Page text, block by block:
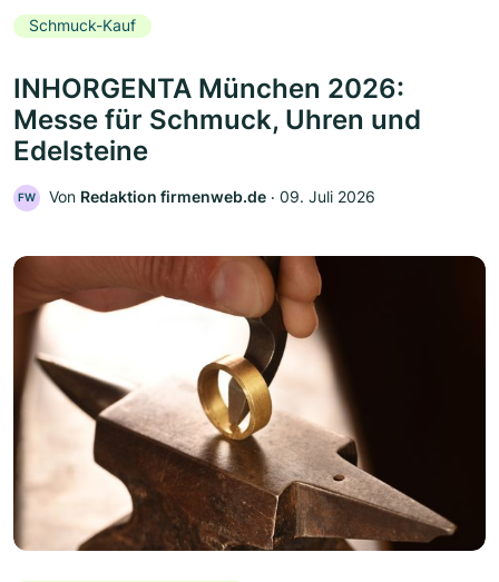
Schmuck-Kauf
INHORGENTA München 2026:
Messe für Schmuck, Uhren und
Edelsteine
FW Von Redaktion firmenweb.de ‧ 09. Juli 2026